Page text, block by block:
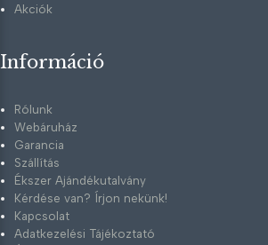
Akciók
Információ
Rólunk
Webáruház
Garancia
Szállítás
Ékszer Ajándékutalvány
Kérdése van? Írjon nekünk!
Kapcsolat
Adatkezelési Tájékoztató